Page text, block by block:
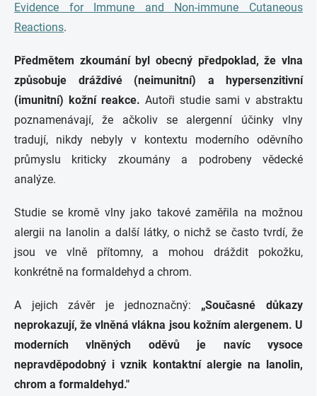
Evidence for Immune and Non-immune Cutaneous
Reactions.
Předmětem zkoumání byl obecný předpoklad, že vlna
způsobuje dráždivé (neimunitní) a hypersenzitivní
(imunitní) kožní reakce. Autoři studie sami v abstraktu
poznamenávají, že ačkoliv se alergenní účinky vlny
tradují, nikdy nebyly v kontextu moderního oděvního
průmyslu kriticky zkoumány a podrobeny vědecké
analýze.
Studie se kromě vlny jako takové zaměřila na možnou
alergii na lanolin a další látky, o nichž se často tvrdí, že
jsou ve vlně přítomny, a mohou dráždit pokožku,
konkrétně na formaldehyd a chrom.
A jejich závěr je jednoznačný: „Současné důkazy
neprokazují, že vlněná vlákna jsou kožním alergenem. U
moderních vlněných oděvů je navíc vysoce
nepravděpodobný i vznik kontaktní alergie na lanolin,
chrom a formaldehyd."